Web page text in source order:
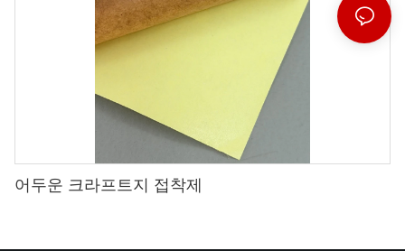
어두운 크라프트지 접착제